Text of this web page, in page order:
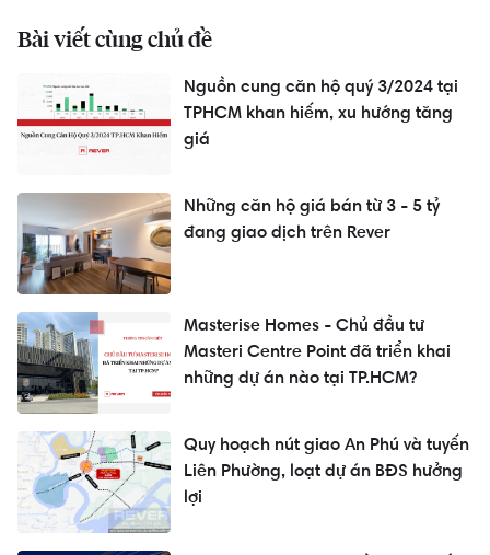
Bài viết cùng chủ đề
Nguồn cung căn hộ quý 3/2024 tại
TPHCM khan hiếm, xu hướng tăng
giá
Những căn hộ giá bán từ 3 - 5 tỷ
đang giao dịch trên Rever
Masterise Homes - Chủ đầu tư
Masteri Centre Point đã triển khai
những dự án nào tại TP.HCM?
Quy hoạch nút giao An Phú và tuyến
Liên Phường, loạt dự án BĐS hưởng
lợi